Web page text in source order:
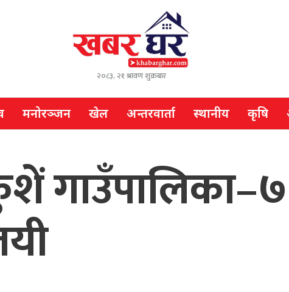
२०८३, २१ श्रावण शुक्रबार
मनोरञ्जन खेल अन्तरवार्ता स्थानीय कृषि